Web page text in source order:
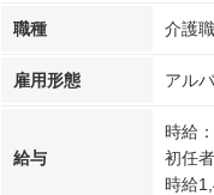
職種 介護職
雇用形態 アル
給与
時給
初任
時給